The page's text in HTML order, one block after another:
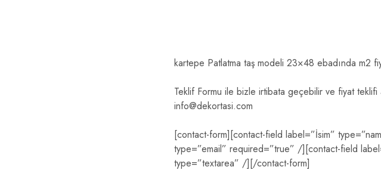
kartepe Patlatma taş modeli 23×48 ebadında m2
Teklif Formu ile bizle irtibata geçebilir ve fiyat
info@dekortasi.com
[contact-form][contact-field label=”İsim”
type=”email” required=”true” /][contact-field
type=”textarea” /][/contact-form]